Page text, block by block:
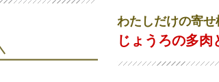
わたしだけの寄せ
じょうろの多